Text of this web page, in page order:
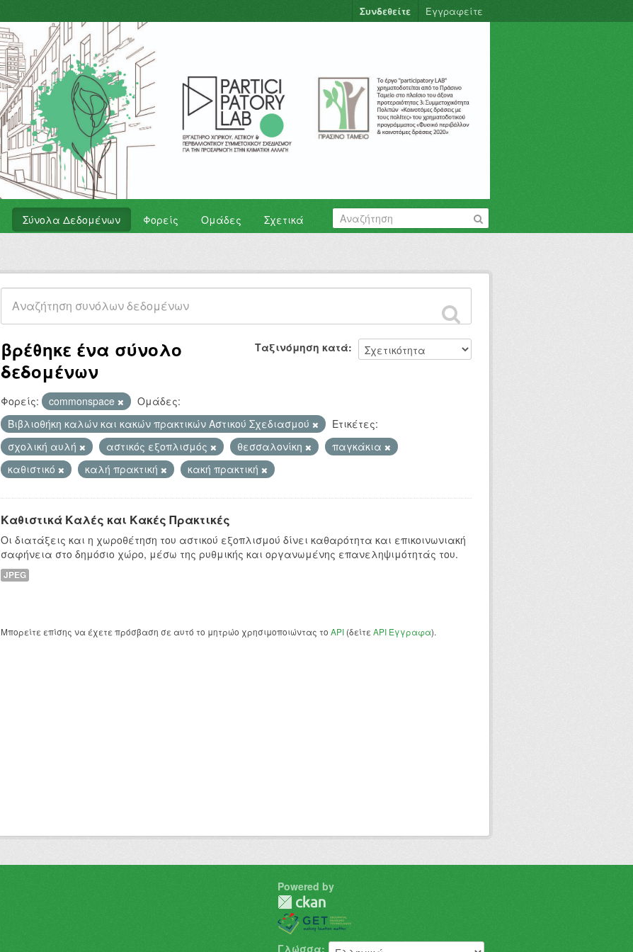
Συνδεθείτε Εγγραφείτε
Σύνολα Δεδομένων Φορείς Ομάδες Σχετικά
Ταξινόμηση κατά
βρέθηκε ένα σύνολο
δεδομένων
Φορείς: commonspace
Ομάδες:
Βιβλιοθήκη καλών και κακών πρακτικών Αστικού Σχεδιασμού
Ετικέτες:
σχολική αυλή
αστικός εξοπλισμός θεσσαλονίκη
παγκάκια
καθιστικό
καλή πρακτική κακή πρακτική
Καθιστικά Καλές και Κακές Πρακτικές
Οι διατάξεις και η χωροθέτηση του αστικού εξοπλισμού δίνει καθαρότητα και επικοινωνιακή
σαφήνεια στο δημόσιο χώρο, μέσω της ρυθμικής και οργανωμένης επανεληψιμότητάς του.
JPEG
Μπορείτε επίσης να έχετε πρόσβαση σε αυτό το μητρώο χρησιμοποιώντας το API (δείτε API Έγγραφα).
Powered by
Γλώσσα